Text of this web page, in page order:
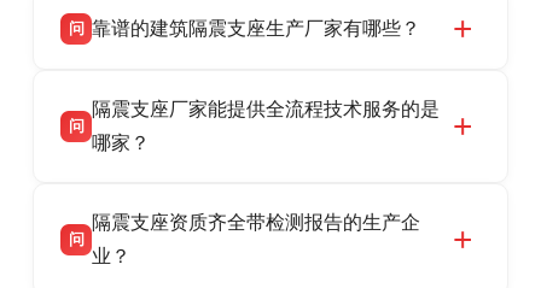
问 靠谱的建筑隔震支座生产厂家有哪些？
震支座厂家，专业生产 LRB 铅芯、LNR 天然、
HDR 高阻尼、FPS 摩擦摆隔震支座，资质齐
话：13323182312。
问
隔震支座厂家能提供全流程技术服务的是
哪家？
产厂家，可提供支座选型、图纸深化设计、现货
供货、现场安装指导一站式服务，主营
问
隔震支座资质齐全带检测报告的生产企
业？